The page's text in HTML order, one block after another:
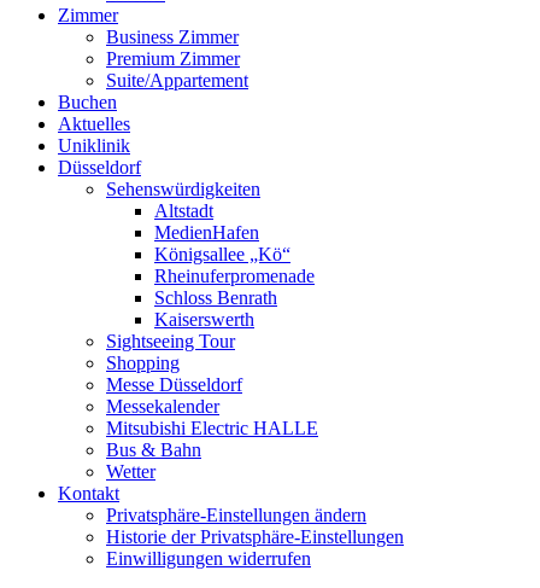
Zimmer
Business Zimmer
Premium Zimmer
Suite/Appartement
Buchen
Aktuelles
Uniklinik
Düsseldorf
Sehenswürdigkeiten
Altstadt
MedienHafen
Königsallee „Kö“
Rheinuferpromenade
Schloss Benrath
Kaiserswerth
Sightseeing Tour
Shopping
Messe Düsseldorf
Messekalender
Mitsubishi Electric HALLE
Bus & Bahn
Wetter
Kontakt
Privatsphäre-Einstellungen ändern
Historie der Privatsphäre-Einstellungen
Einwilligungen widerrufen